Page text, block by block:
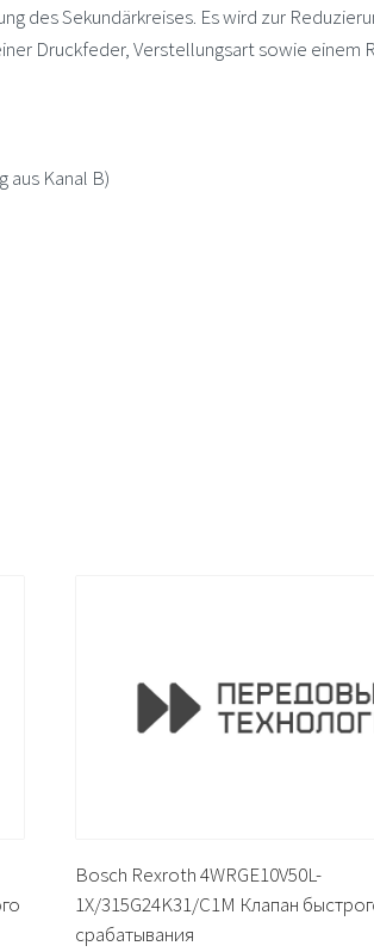
des Sekundärkreises. Es wird zur
Druckfeder, Verstellungsart sowie
aus Kanal B)
Bosch Rexroth 4WRGE10V50L-
1X/315G24K31/C1M Клапан
срабатывания